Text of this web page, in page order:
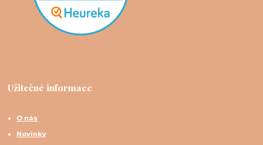
Užitečné informace
O nás
Novinky